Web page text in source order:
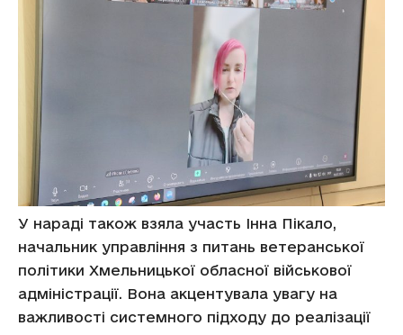
У нараді також взяла участь Інна Пікало,
начальник управління з питань ветеранської
політики Хмельницької обласної військової
адміністрації. Вона акцентувала увагу на
важливості системного підходу до реалізації